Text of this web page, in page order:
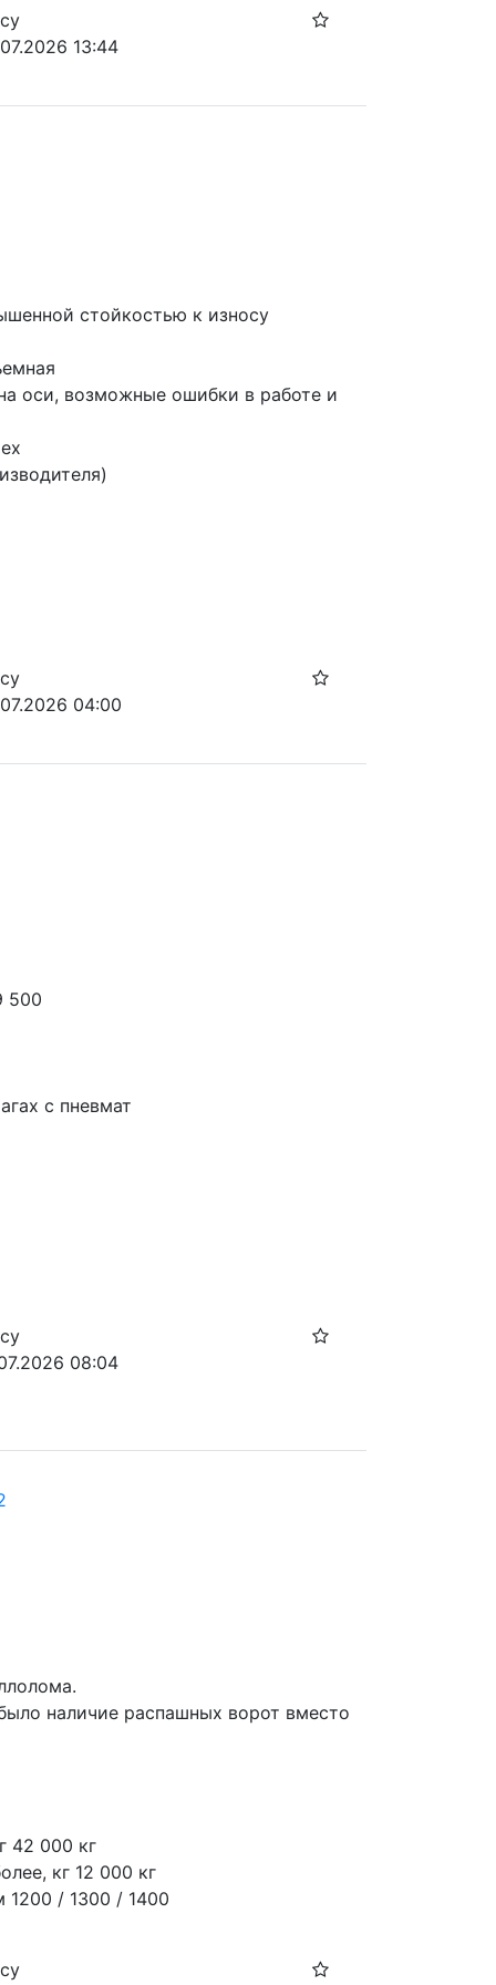
13:44
стойкостью к износу
оси, возможные ошибки в работе и
04:00
500
с пневмат
08:04
наличие распашных ворот вместо
42 000 кг
кг 12 000 кг
1200 / 1300 / 1400